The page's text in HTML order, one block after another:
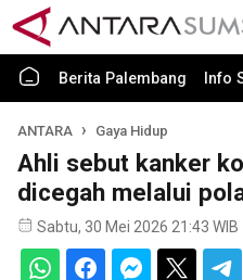
Berita Palembang Info
ANTARA Gaya Hidup
Ahli sebut kanker
dicegah melalui
Sabtu, 30 Mei 2026 21:43 WIB